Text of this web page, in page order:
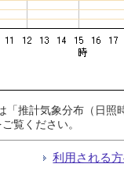
推計気象分布（日
ご覧ください。
利用される